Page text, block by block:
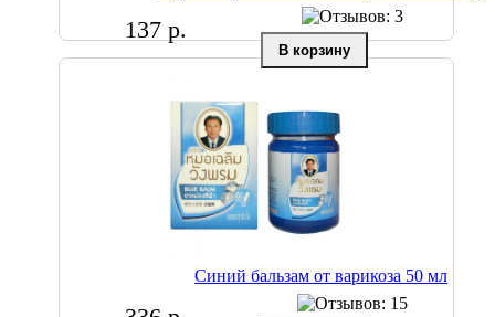
137 р.
Синий бальзам от варикоза 50 мл